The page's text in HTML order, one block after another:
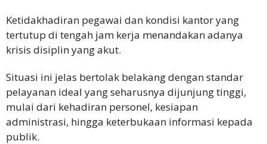
Ketidakhadiran pegawai dan kondisi kantor yang
tertutup di tengah jam kerja menandakan adanya
krisis disiplin yang akut.
Situasi ini jelas bertolak belakang dengan standar
pelayanan ideal yang seharusnya dijunjung tinggi,
mulai dari kehadiran personel, kesiapan
administrasi, hingga keterbukaan informasi kepada
publik.